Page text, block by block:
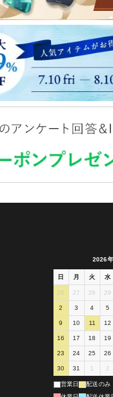
2026年
日 月 火 水
26 27 28 29
2 3 4 5
9 10 11 12
16 17 18 19
23 24 25 26
30 31 1 2
営業日
配送のみ